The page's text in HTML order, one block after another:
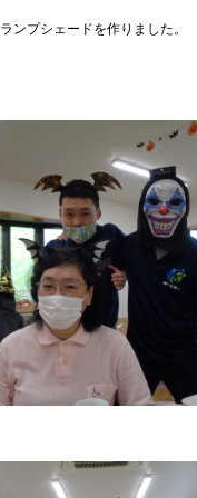
ランプシェードを作りました。